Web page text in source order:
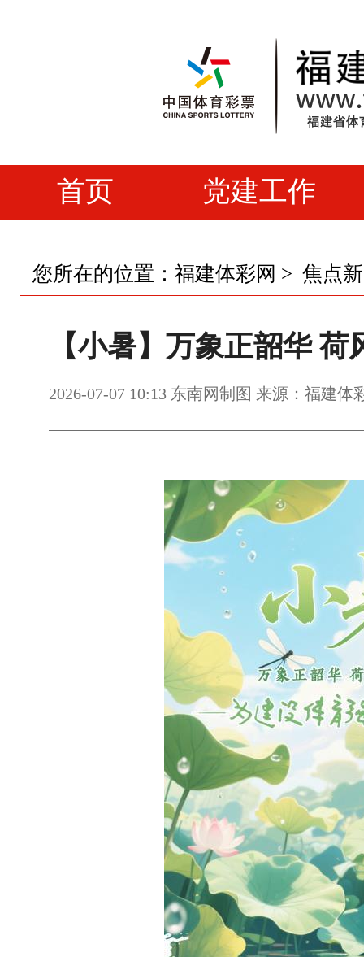
首页 党建工作
您所在的位置： 福建体彩网 > 焦点
【小暑】万象正韶华 荷
2026-07-07 10:13 东南网制图 来源：福建体